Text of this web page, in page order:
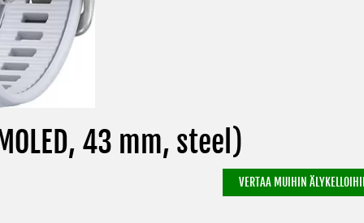
43 mm, steel)
VERTAA MUIHIN